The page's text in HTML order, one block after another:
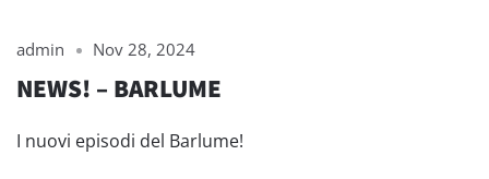
admin Nov 28, 2024
NEWS! – BARLUME
I nuovi episodi del Barlume!